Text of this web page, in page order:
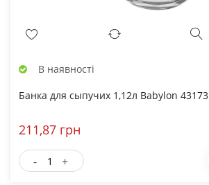
В наявності
Банка для сыпучих 1,12л Babylon 43173
211,87 грн
- +